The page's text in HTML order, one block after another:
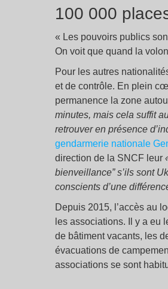
100 000
« Les pouvoirs publics
On voit que quand la
Pour les autres
et de contrôle. En plein
permanence la zone
minutes, mais cela suffit
retrouver en présence
gendarmerie nationale
direction de la SNCF leur
bienveillance” s’ils sont
conscients d’une
Depuis 2015, l’accès au
les associations. Il y a eu
de bâtiment vacants, les
évacuations de
associations se sont